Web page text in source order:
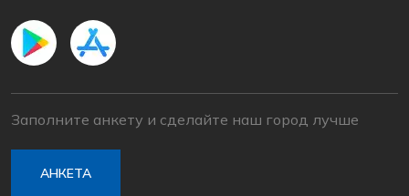
Заполните анкету и сделайте наш город лучше
АНКЕТА